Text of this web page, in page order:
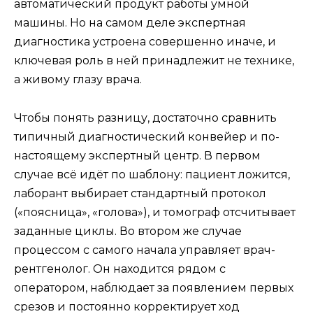
автоматический продукт работы умной
машины. Но на самом деле экспертная
диагностика устроена совершенно иначе, и
ключевая роль в ней принадлежит не технике,
а живому глазу врача.
Чтобы понять разницу, достаточно сравнить
типичный диагностический конвейер и по-
настоящему экспертный центр. В первом
случае всё идёт по шаблону: пациент ложится,
лаборант выбирает стандартный протокол
(«поясница», «голова»), и томограф отсчитывает
заданные циклы. Во втором же случае
процессом с самого начала управляет врач-
рентгенолог. Он находится рядом с
оператором, наблюдает за появлением первых
срезов и постоянно корректирует ход